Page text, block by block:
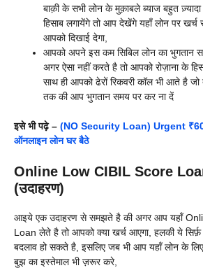
बाक़ी के सभी लोन के मुक़ाबले ब्याज बहुत
हिसाब लगायेंगे तो आप देखेंगे यहाँ लोन पर
आपको दिखाई देगा,
आपको अपने इस कम सिबिल लोन का भुगतान
अगर ऐसा नहीं करते है तो आपको रोज़ाना के
साथ ही आपको ढेरों रिकवरी कॉल भी आते है
तक की आप भुगतान समय पर कर ना दें
इसे भी पढ़े – (NO Security Loan) Urgent
ऑनलाइन लोन घर बैठे
Online Low CIBIL Score
(उदाहरण)
आइये एक उदाहरण से समझते है की अगर आप यहाँ
Loan लेते है तो आपको क्या खर्च आएगा, हलकी ये
बदलाव हो सकते है, इसलिए जब भी आप यहाँ लोन के
बुझ का इस्तेमाल भी ज़रूर करे,